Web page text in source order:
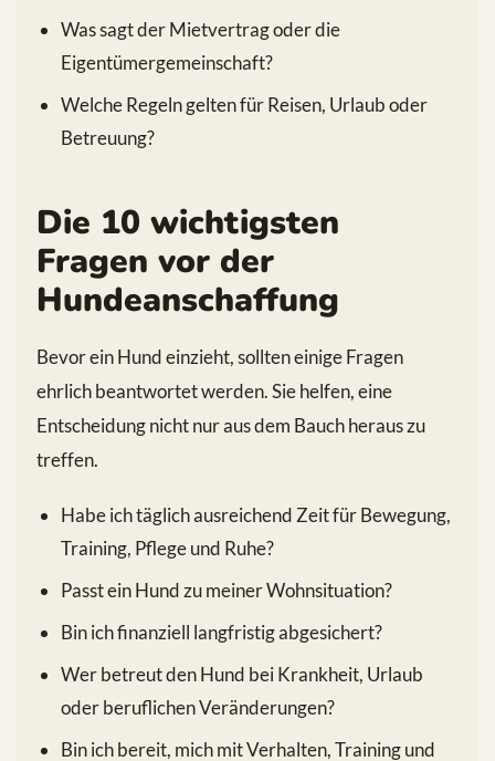
Was sagt der Mietvertrag oder die
Eigentümergemeinschaft?
Welche Regeln gelten für Reisen, Urlaub oder
Betreuung?
Die 10 wichtigsten
Fragen vor der
Hundeanschaffung
Bevor ein Hund einzieht, sollten einige Fragen
ehrlich beantwortet werden. Sie helfen, eine
Entscheidung nicht nur aus dem Bauch heraus zu
treffen.
Habe ich täglich ausreichend Zeit für Bewegung,
Training, Pflege und Ruhe?
Passt ein Hund zu meiner Wohnsituation?
Bin ich finanziell langfristig abgesichert?
Wer betreut den Hund bei Krankheit, Urlaub
oder beruflichen Veränderungen?
Bin ich bereit, mich mit Verhalten, Training und